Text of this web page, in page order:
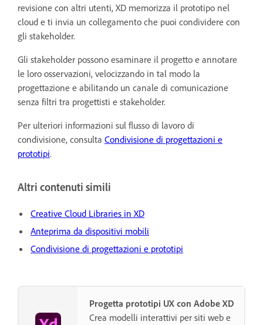
revisione con altri utenti, XD memorizza il prototipo nel
cloud e ti invia un collegamento che puoi condividere con
gli stakeholder.
Gli stakeholder possono esaminare il progetto e annotare
le loro osservazioni, velocizzando in tal modo la
progettazione e abilitando un canale di comunicazione
senza filtri tra progettisti e stakeholder.
Per ulteriori informazioni sul flusso di lavoro di
condivisione, consulta Condivisione di progettazioni e
prototipi.
Altri contenuti simili
Creative Cloud Libraries in XD
Anteprima da dispositivi mobili
Condivisione di progettazioni e prototipi
Progetta prototipi UX con Adobe XD
Crea modelli interattivi per siti web e